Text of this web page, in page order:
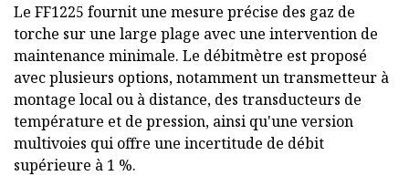
Le FF1225 fournit une mesure précise des gaz de
torche sur une large plage avec une intervention de
maintenance minimale. Le débitmètre est proposé
avec plusieurs options, notamment un transmetteur à
montage local ou à distance, des transducteurs de
température et de pression, ainsi qu'une version
multivoies qui offre une incertitude de débit
supérieure à 1 %.